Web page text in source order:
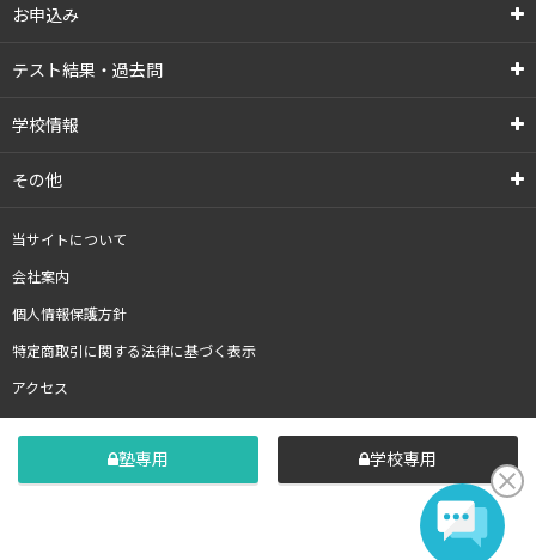
お申込み
テスト結果・過去問
学校情報
その他
当サイトについて
会社案内
個人情報保護方針
特定商取引に関する法律に基づく表示
アクセス
塾専用 学校専用